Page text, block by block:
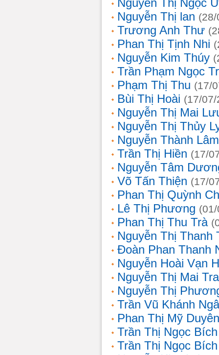
Nguyễn Thị Ngọc
Nguyễn Thị lan
Trương Anh Thư
Phan Thị Tịnh Nhi
Nguyễn Kim Thúy
Trần Phạm Ngọc
Phạm Thị Thu (17/
Bùi Thị Hoài (17/
Nguyễn Thị Mai
Nguyễn Thị Thủy
Nguyễn Thành Lâm
Trần Thị Hiền (17/
Nguyễn Tâm
Võ Tấn Thiện (17/
Phan Thị Quỳnh
Lê Thị Phương
Phan Thị Thu Trà
Nguyễn Thị Thanh
Đoàn Phan Thanh
Nguyễn Hoài Vạn
Nguyễn Thị Mai
Nguyễn Thị
Trần Vũ Khánh
Phan Thị Mỹ Duyên
Trần Thị Ngọc Bích
Trần Thị Ngọc Bích